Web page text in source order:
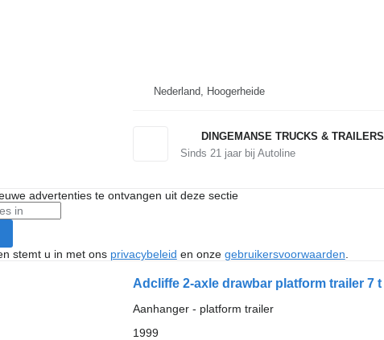
Nederland, Hoogerheide
DINGEMANSE TRUCKS & TRAILERS
Sinds 21 jaar bij Autoline
advertenties te ontvangen uit deze sectie
stemt u in met ons privacybeleid en onze gebruikersvoorwaarden
Adcliffe 2-axle drawbar platform trailer 7 t
Aanhanger - platform trailer
1999